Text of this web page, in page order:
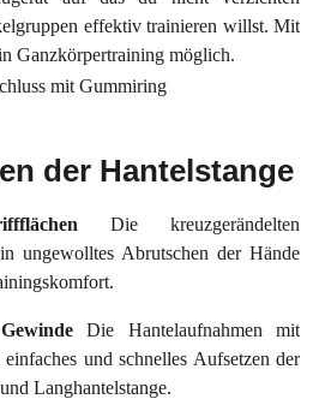
effektiv trainieren willst. Mit
Ganzkörpertraining möglich.
der Hantelstange
Die kreuzgerändelten
ungewolltes Abrutschen der Hände
Die Hantelaufnahmen mit
und schnelles Aufsetzen der
Langhantelstange.